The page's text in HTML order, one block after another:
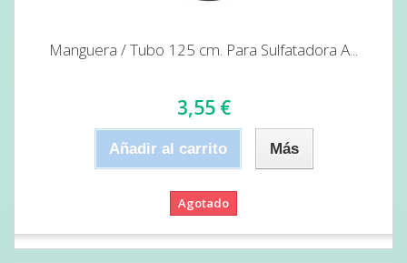
Manguera / Tubo 125 cm. Para Sulfatadora A...
3,55 €
Añadir al carrito Más
Agotado